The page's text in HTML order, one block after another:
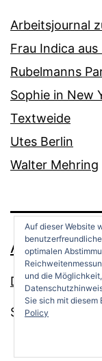
Arbeitsjournal
Frau Indica aus
Rubelmanns
Sophie in New
Textweide
Utes Berlin
Walter Mehring
ANDREAS
Datenschutz
Stolz
Auf dieser Website
optimalen
und die
Sie sich mit diesem
Policy